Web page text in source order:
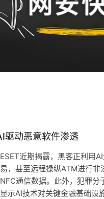
驱动恶意软件渗透
近期揭露，黑客正利用
，甚至远程操纵ATM进行非
通信数据。此外，犯罪
示AI技术对关键金融基础